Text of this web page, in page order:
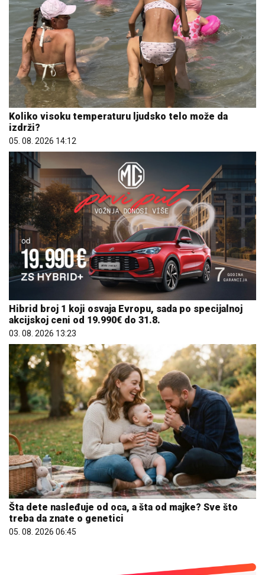
Koliko visoku temperaturu ljudsko telo može da
izdrži?
05. 08. 2026 14:12
Hibrid broj 1 koji osvaja Evropu, sada po specijalnoj
akcijskoj ceni od 19.990€ do 31.8.
03. 08. 2026 13:23
Šta dete nasleđuje od oca, a šta od majke? Sve što
treba da znate o genetici
05. 08. 2026 06:45